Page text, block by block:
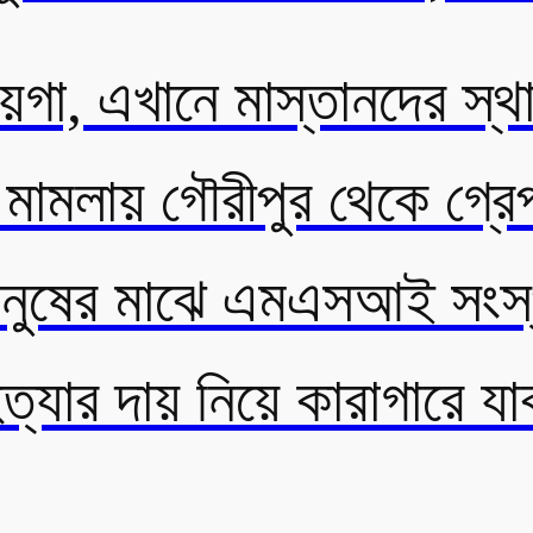
এখানে মাস্তানদের
গৌরীপুর থেকে
মাঝে এমএসআই
দায় নিয়ে কারাগারে